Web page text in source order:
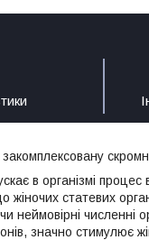
в організмі
статевих
неймовірні численні
значно стимулює